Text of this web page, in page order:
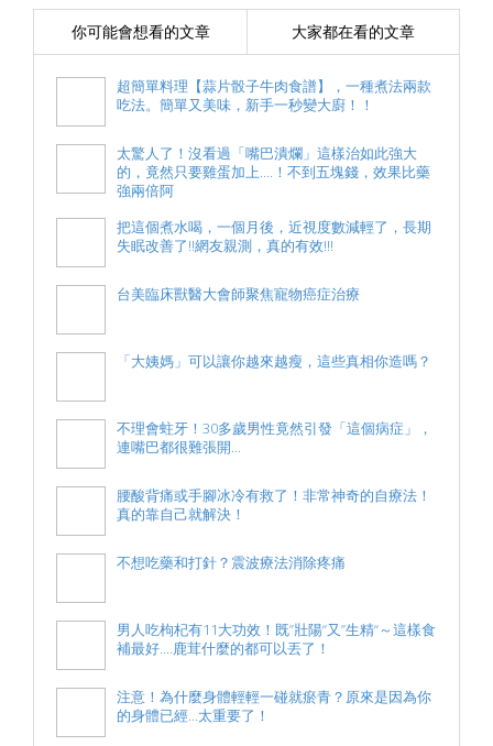
你可能會想看的文章 大家都在看的文章
超簡單料理【蒜片骰子牛肉食譜】，一種煮法兩款
吃法。簡單又美味，新手一秒變大廚！！
太驚人了！沒看過「嘴巴潰爛」這樣治如此強大
的，竟然只要雞蛋加上....！不到五塊錢，效果比藥
強兩倍阿
把這個煮水喝，一個月後，近視度數減輕了，長期
失眠改善了!!網友親測，真的有效!!!
台美臨床獸醫大會師聚焦寵物癌症治療
「大姨媽」可以讓你越來越瘦，這些真相你造嗎？
不理會蛀牙！30多歲男性竟然引發「這個病症」，
連嘴巴都很難張開...
腰酸背痛或手腳冰冷有救了！非常神奇的自療法！
真的靠自己就解決！
不想吃藥和打針？震波療法消除疼痛
男人吃枸杞有11大功效！既”壯陽“又”生精“～這樣食
補最好....鹿茸什麼的都可以丟了！
注意！為什麼身體輕輕一碰就瘀青？原來是因為你
的身體已經...太重要了！